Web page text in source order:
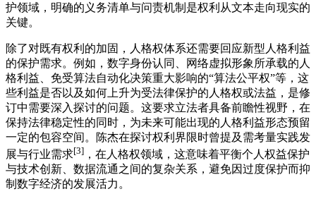
护领域，明确的义务清单与问责机制是权利从文本走向现实的
关键。
除了对既有权利的加固，人格权体系还需要回应新型人格利益
的保护需求。例如，数字身份认同、网络虚拟形象所承载的人
格利益、免受算法自动化决策重大影响的“算法公平权”等，这
些利益是否以及如何上升为受法律保护的人格权或法益，是修
订中需要深入探讨的问题。这要求立法者具备前瞻性视野，在
保持法律稳定性的同时，为未来可能出现的人格利益形态预留
一定的包容空间。陈杰在探讨权利界限时曾提及需考量实践发
展与行业需求[3] ，在人格权领域，这意味着平衡个人权益保护
与技术创新、数据流通之间的复杂关系，避免因过度保护而抑
制数字经济的发展活力。